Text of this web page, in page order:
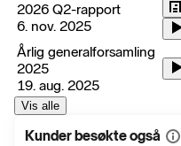
2026 Q2-rapport
6. nov. 2025
Årlig generalforsamling
2025
19. aug. 2025
Vis alle
Kunder besøkte også Vis